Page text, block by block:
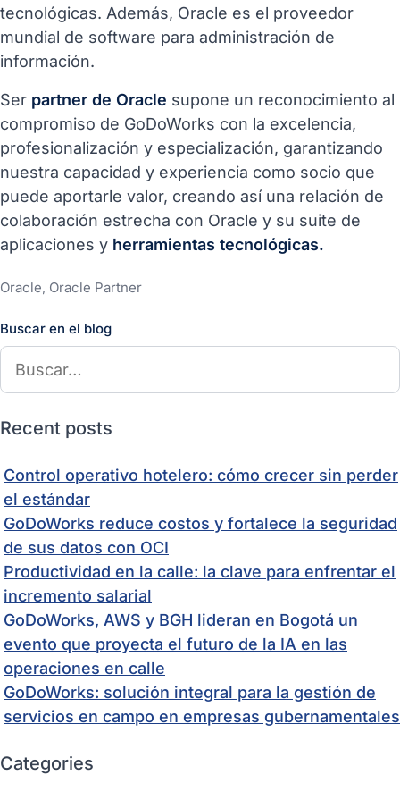
tecnológicas. Además, Oracle es el proveedor
mundial de software para administración de
información.
Ser partner de Oracle supone un reconocimiento al
compromiso de GoDoWorks con la excelencia,
profesionalización y especialización, garantizando
nuestra capacidad y experiencia como socio que
puede aportarle valor, creando así una relación de
colaboración estrecha con Oracle y su suite de
aplicaciones y herramientas tecnológicas.
Oracle, Oracle Partner
Buscar en el blog
Recent posts
Control operativo hotelero: cómo crecer sin perder
el estándar
GoDoWorks reduce costos y fortalece la seguridad
de sus datos con OCI
Productividad en la calle: la clave para enfrentar el
incremento salarial
GoDoWorks, AWS y BGH lideran en Bogotá un
evento que proyecta el futuro de la IA en las
operaciones en calle
GoDoWorks: solución integral para la gestión de
servicios en campo en empresas gubernamentales
Categories